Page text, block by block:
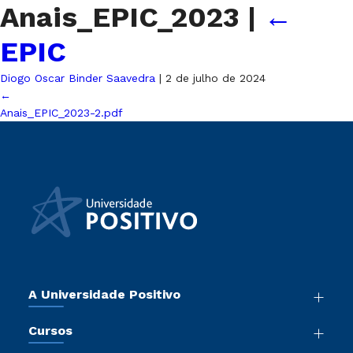
Anais_EPIC_2023 | ←
EPIC
Diogo Oscar Binder Saavedra | 2 de julho de 2024
←
Anais_EPIC_2023-2.pdf
A Universidade Positivo
Sala de Imprensa
Cursos